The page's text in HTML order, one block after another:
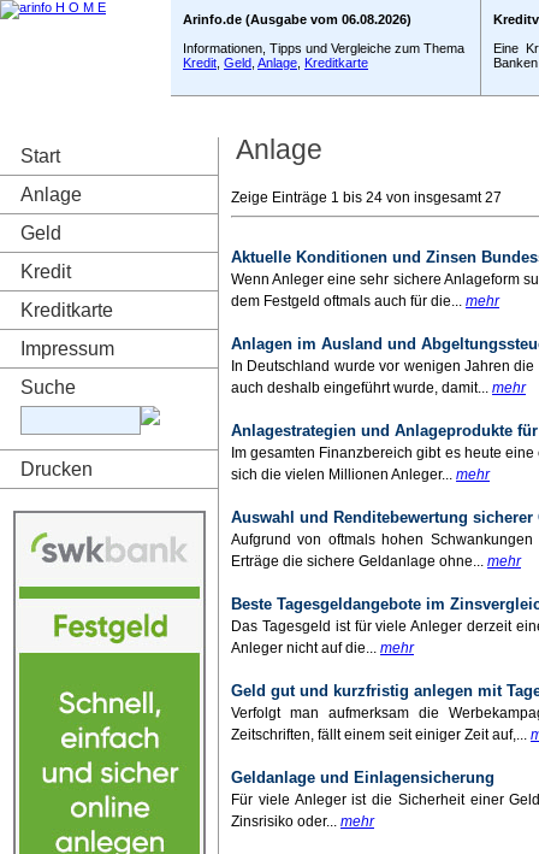
Arinfo.de (Ausgabe vom 06.08.2026)
Informationen, Tipps und Vergleiche zum Thema
Kredit Geld Anlage Kreditkarte
Eine
Start
Anlage
Geld
Kredit
Kreditkarte
Impressum
Suche
Drucken
Anlage
Zeige Einträge 1 bis 24 von insgesamt
Aktuelle Konditionen und Zinsen
Wenn Anleger eine sehr sichere Anlageform
dem Festgeld oftmals auch für die... mehr
Anlagen im Ausland und
In Deutschland wurde vor wenigen Jahren
auch deshalb eingeführt wurde, damit... mehr
Anlagestrategien und Anlageprodukte
Im gesamten Finanzbereich gibt es heute
sich die vielen Millionen Anleger... mehr
Auswahl und Renditebewertung sicherer
Aufgrund von oftmals hohen
Erträge die sichere Geldanlage ohne... mehr
Beste Tagesgeldangebote im
Das Tagesgeld ist für viele Anleger derzeit
Anleger nicht auf die... mehr
Geld gut und kurzfristig anlegen mit
Verfolgt man aufmerksam die
Zeitschriften, fällt einem seit einiger Zeit auf,...
Geldanlage und Einlagensicherung
Für viele Anleger ist die Sicherheit einer
Zinsrisiko oder... mehr